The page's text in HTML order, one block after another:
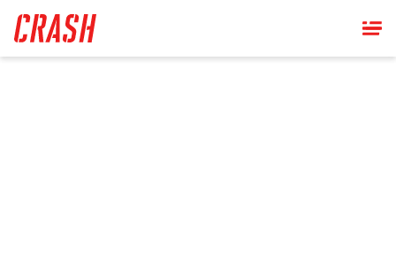
main
content